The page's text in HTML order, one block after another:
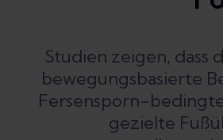
Studien zeigen, dass
bewegungsbasierte
Fersensporn-
gezielte